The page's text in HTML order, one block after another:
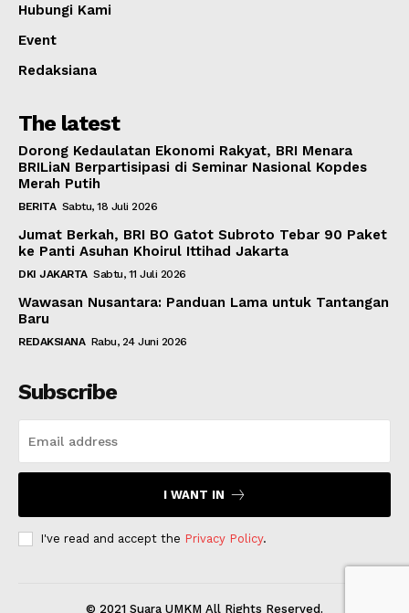
Hubungi Kami
Event
Redaksiana
The latest
Dorong Kedaulatan Ekonomi Rakyat, BRI Menara
BRILiaN Berpartisipasi di Seminar Nasional Kopdes
Merah Putih
BERITA Sabtu, 18 Juli 2026
Jumat Berkah, BRI BO Gatot Subroto Tebar 90 Paket
ke Panti Asuhan Khoirul Ittihad Jakarta
DKI JAKARTA Sabtu, 11 Juli 2026
Wawasan Nusantara: Panduan Lama untuk Tantangan
Baru
REDAKSIANA Rabu, 24 Juni 2026
Subscribe
I WANT IN
I've read and accept the Privacy Policy.
© 2021 Suara UMKM All Rights Reserved.